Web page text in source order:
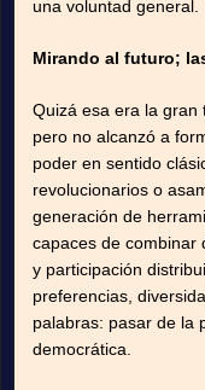
una voluntad general.
Mirando al futuro;
Quizá esa era la gran
pero no alcanzó a
poder en sentido
revolucionarios o
generación de
capaces de combinar
y participación
preferencias,
palabras: pasar de la
democrática.